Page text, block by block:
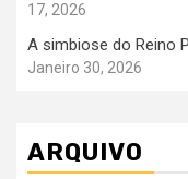
17, 2026
A simbiose do Reino
Janeiro 30, 2026
ARQUIVO